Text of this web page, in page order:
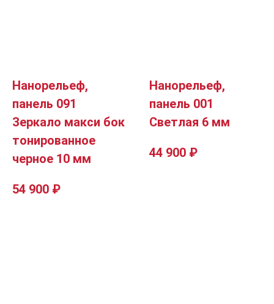
Нанорельеф,
панель 091
Зеркало макси бок
тонированное
черное 10 мм
54 900 ₽
Нанорельеф,
панель 001
Светлая 6 мм
44 900 ₽